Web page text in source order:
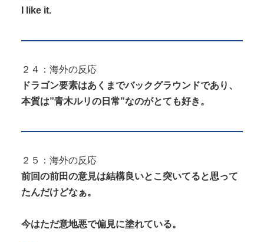
I like it.
２４：海外の反応
ドラゴン要素はあくまでバックグラウンドであり、
本質は”青木ルリの日常”なのがとても好き。
２５：海外の反応
前回の前田の意見は結構良いとこ突いてると思って
たんだけどなぁ。
今はただ意地悪で偏見に塗れている。